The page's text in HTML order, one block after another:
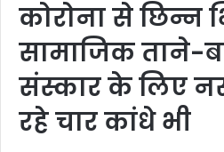
कोरोना से छिन्न
सामाजिक ताने-
संस्कार के लिए
रहे चार कांधे भी